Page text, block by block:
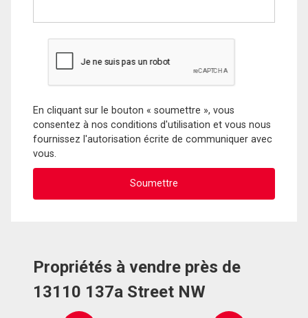
En cliquant sur le bouton « soumettre », vous
consentez à nos conditions d'utilisation et vous nous
fournissez l'autorisation écrite de communiquer avec
vous.
Propriétés à vendre près de
13110 137a Street NW